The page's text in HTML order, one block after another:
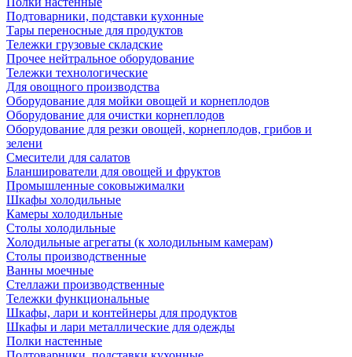
Подтоварники, подставки кухонные
Тары переносные для продуктов
Тележки грузовые складские
Прочее нейтральное оборудование
Тележки технологические
Для овощного производства
Оборудование для мойки овощей и корнеплодов
Оборудование для очистки корнеплодов
Оборудование для резки овощей, корнеплодов, грибов и
зелени
Смесители для салатов
Бланширователи для овощей и фруктов
Промышленные соковыжималки
Шкафы холодильные
Камеры холодильные
Столы холодильные
Холодильные агрегаты (к холодильным камерам)
Столы производственные
Ванны моечные
Стеллажи производственные
Тележки функциональные
Шкафы, лари и контейнеры для продуктов
Шкафы и лари металлические для одежды
Полки настенные